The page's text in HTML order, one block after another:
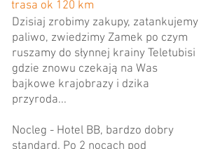
trasa ok 120 km
Dzisiaj zrobimy zakupy, zatankujemy
paliwo, zwiedzimy Zamek po czym
ruszamy do słynnej krainy Teletubisi
gdzie znowu czekają na Was
bajkowe krajobrazy i dzika
przyroda...
Nocleg - Hotel BB, bardzo dobry
standard. Po 2 nocach pod